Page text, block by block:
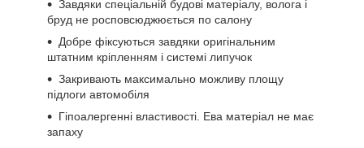
Завдяки спеціальній будові матеріалу, волога і
бруд не росповсюджюється по салону
Добре фіксуються завдяки оригінальним
штатним кріпленням і системі липучок
Закривають максимально можливу площу
підлоги автомобіля
Гіпоалергенні властивості. Ева матеріал не має
запаху